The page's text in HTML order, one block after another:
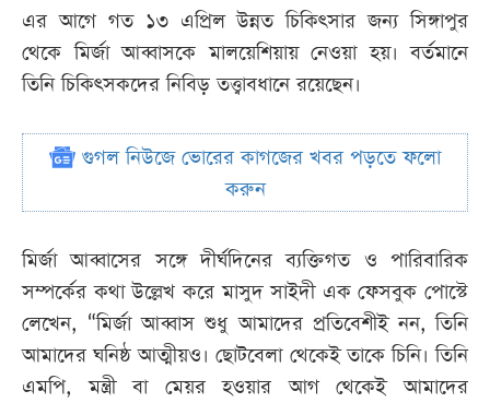
এর আগে গত ১৩ এপ্রিল উন্নত চিকিৎসার জন্য সিঙ্গাপুর
থেকে মির্জা আব্বাসকে মালয়েশিয়ায় নেওয়া হয়। বর্তমানে
তিনি চিকিৎসকদের নিবিড় তত্ত্বাবধানে রয়েছেন।
গুগল নিউজে ভোরের কাগজের খবর পড়তে ফলো
করুন
মির্জা আব্বাসের সঙ্গে দীর্ঘদিনের ব্যক্তিগত ও পারিবারিক
সম্পর্কের কথা উল্লেখ করে মাসুদ সাইদী এক ফেসবুক পোস্টে
লেখেন, “মির্জা আব্বাস শুধু আমাদের প্রতিবেশীই নন, তিনি
আমাদের ঘনিষ্ঠ আত্মীয়ও। ছোটবেলা থেকেই তাকে চিনি। তিনি
এমপি, মন্ত্রী বা মেয়র হওয়ার আগ থেকেই আমাদের